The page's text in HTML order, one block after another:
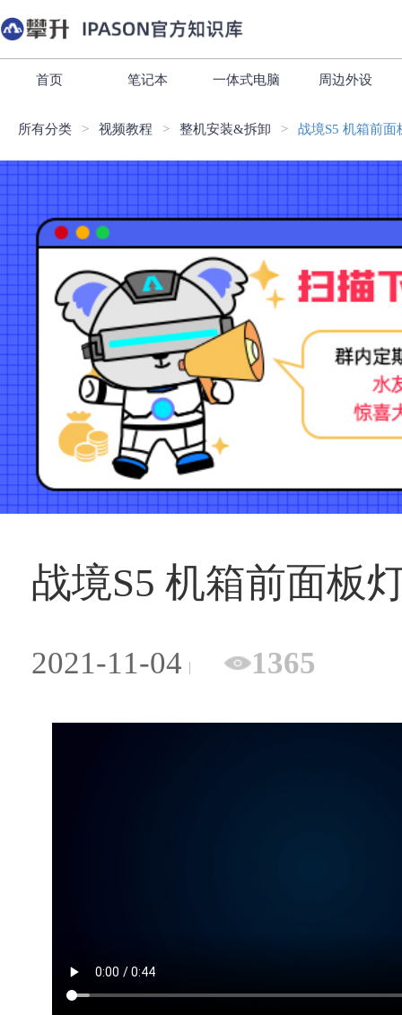
首页 笔记本 一体式电脑 周边外设
所有分类 视频教程 整机安装&拆卸 战境S5 机箱前
战境S5 机箱前面板
2021-11-04 1365